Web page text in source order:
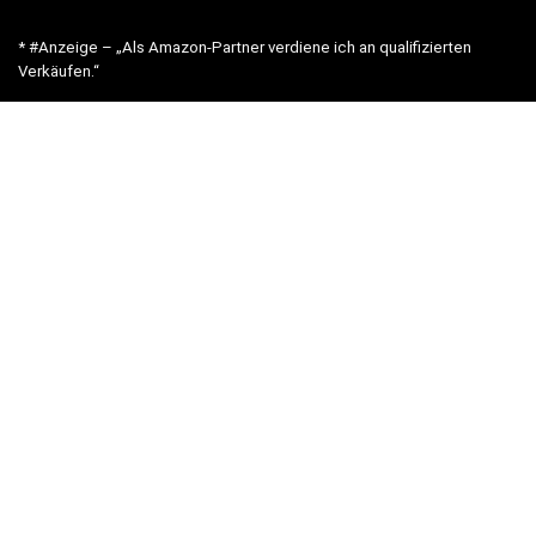
* #Anzeige – „Als Amazon-Partner verdiene ich an qualifizierten
Verkäufen.“